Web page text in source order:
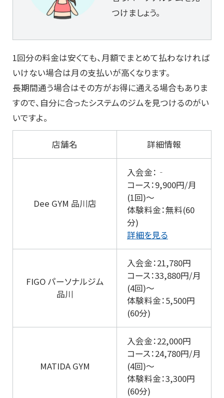
つけましょう。
1回分の料金は安くても、月額でまとめて払わなければ
いけない場合は月の支払いが高くなります。
長期間通う場合はその方がお得に通える場合もありま
すので、自分に合ったシステムのジムを見つけるのがい
いですよ。
店舗名 詳細情報
Dee GYM 品川店
入会金：‐
コース：9,900円/月
(1回)～
体験料金：無料(60
分)
詳細を見る
FIGO パーソナルジム
品川
入会金：21,780円
コース：33,880円/月
(4回)～
体験料金：5,500円
(60分)
MATIDA GYM
入会金：22,000円
コース：24,780円/月
(4回)～
体験料金：3,300円
(60分)